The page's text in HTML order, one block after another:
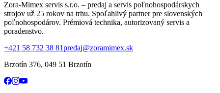
Zora-Mimex servis s.r.o. – predaj a servis poľnohospodárskych
strojov už 25 rokov na trhu. Spoľahlivý partner pre slovenských
poľnohospodárov. Prémiová technika, autorizovaný servis a
poradenstvo.
+421 58 732 38 81predaj@zoramimex.sk
Brzotín 376, 049 51 Brzotín